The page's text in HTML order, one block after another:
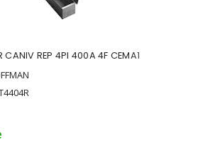
REP 4PI 400A 4F CEMA1